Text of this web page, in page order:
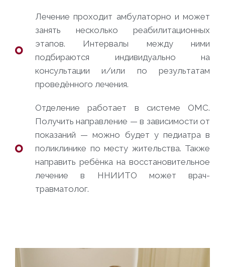
Лечение проходит амбулаторно и может
занять несколько реабилитационных
этапов. Интервалы между ними
подбираются индивидуально на
консультации и/или по результатам
проведённого лечения.
Отделение работает в системе ОМС.
Получить направление — в зависимости от
показаний — можно будет у педиатра в
поликлинике по месту жительства. Также
направить ребёнка на восстановительное
лечение в ННИИТО может врач-
травматолог.